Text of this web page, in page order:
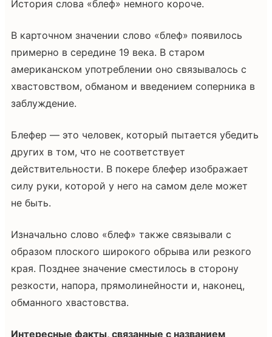
История слова «блеф» немного короче.
В карточном значении слово «блеф» появилось
примерно в середине 19 века. В старом
американском употреблении оно связывалось с
хвастовством, обманом и введением соперника в
заблуждение.
Блефер — это человек, который пытается убедить
других в том, что не соответствует
действительности. В покере блефер изображает
силу руки, которой у него на самом деле может
не быть.
Изначально слово «блеф» также связывали с
образом плоского широкого обрыва или резкого
края. Позднее значение сместилось в сторону
резкости, напора, прямолинейности и, наконец,
обманного хвастовства.
Интересные факты, связанные с названием